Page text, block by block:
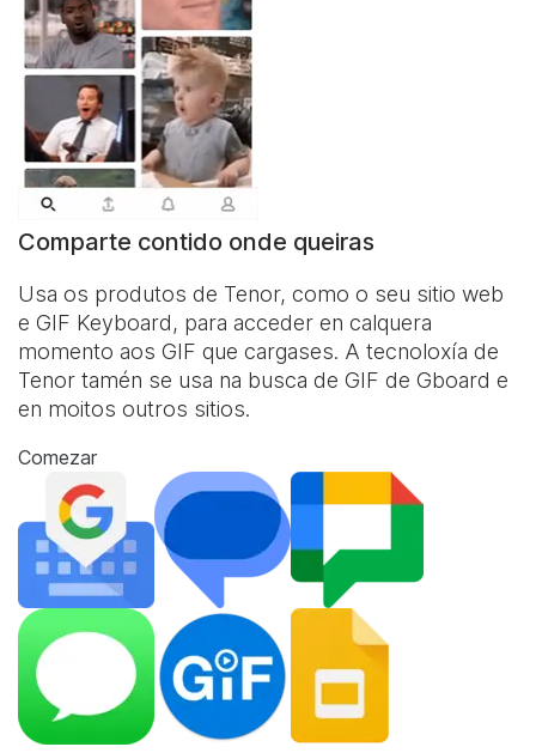
Comparte contido onde queiras
Usa os produtos de Tenor, como o seu sitio web
e GIF Keyboard, para acceder en calquera
momento aos GIF que cargases. A tecnoloxía de
Tenor tamén se usa na busca de GIF de Gboard e
en moitos outros sitios.
Comezar